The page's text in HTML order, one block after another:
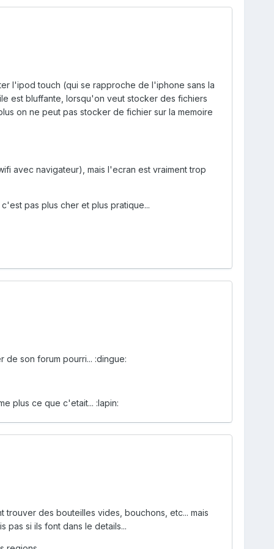
l'ipod touch (qui se rapproche de l'iphone sans la
est bluffante, lorsqu'on veut stocker des fichiers
on ne peut pas stocker de fichier sur la memoire
avec navigateur), mais l'ecran est vraiment trop
pas plus cher et plus pratique...
son forum pourri... :dingue:
plus ce que c'etait... :lapin:
des bouteilles vides, bouchons, etc... mais
pas si ils font dans le details...